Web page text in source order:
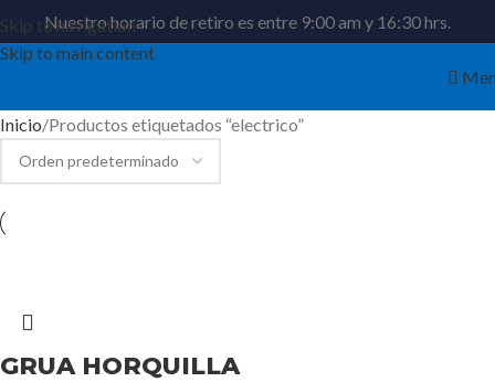
Skip to navigation
Skip to main content
Nuestro horario de retiro es entre 9:00 am y 16:30 hrs.
Inicio Productos etiquetados “electrico”
GRUA HORQUILLA